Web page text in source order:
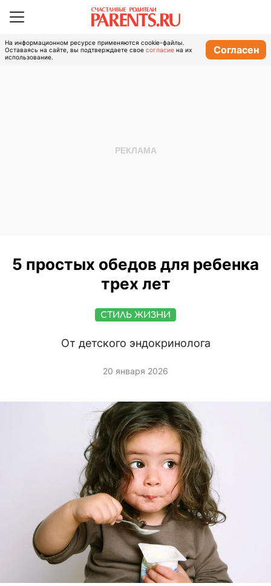
На информационном ресурсе применяются cookie-файлы.
Оставаясь на сайте, вы подтверждаете свое согласие на их
использование.
Согласен
5 простых обедов для ребенка
трех лет
СТИЛЬ ЖИЗНИ
От детского эндокринолога
20 января 2026